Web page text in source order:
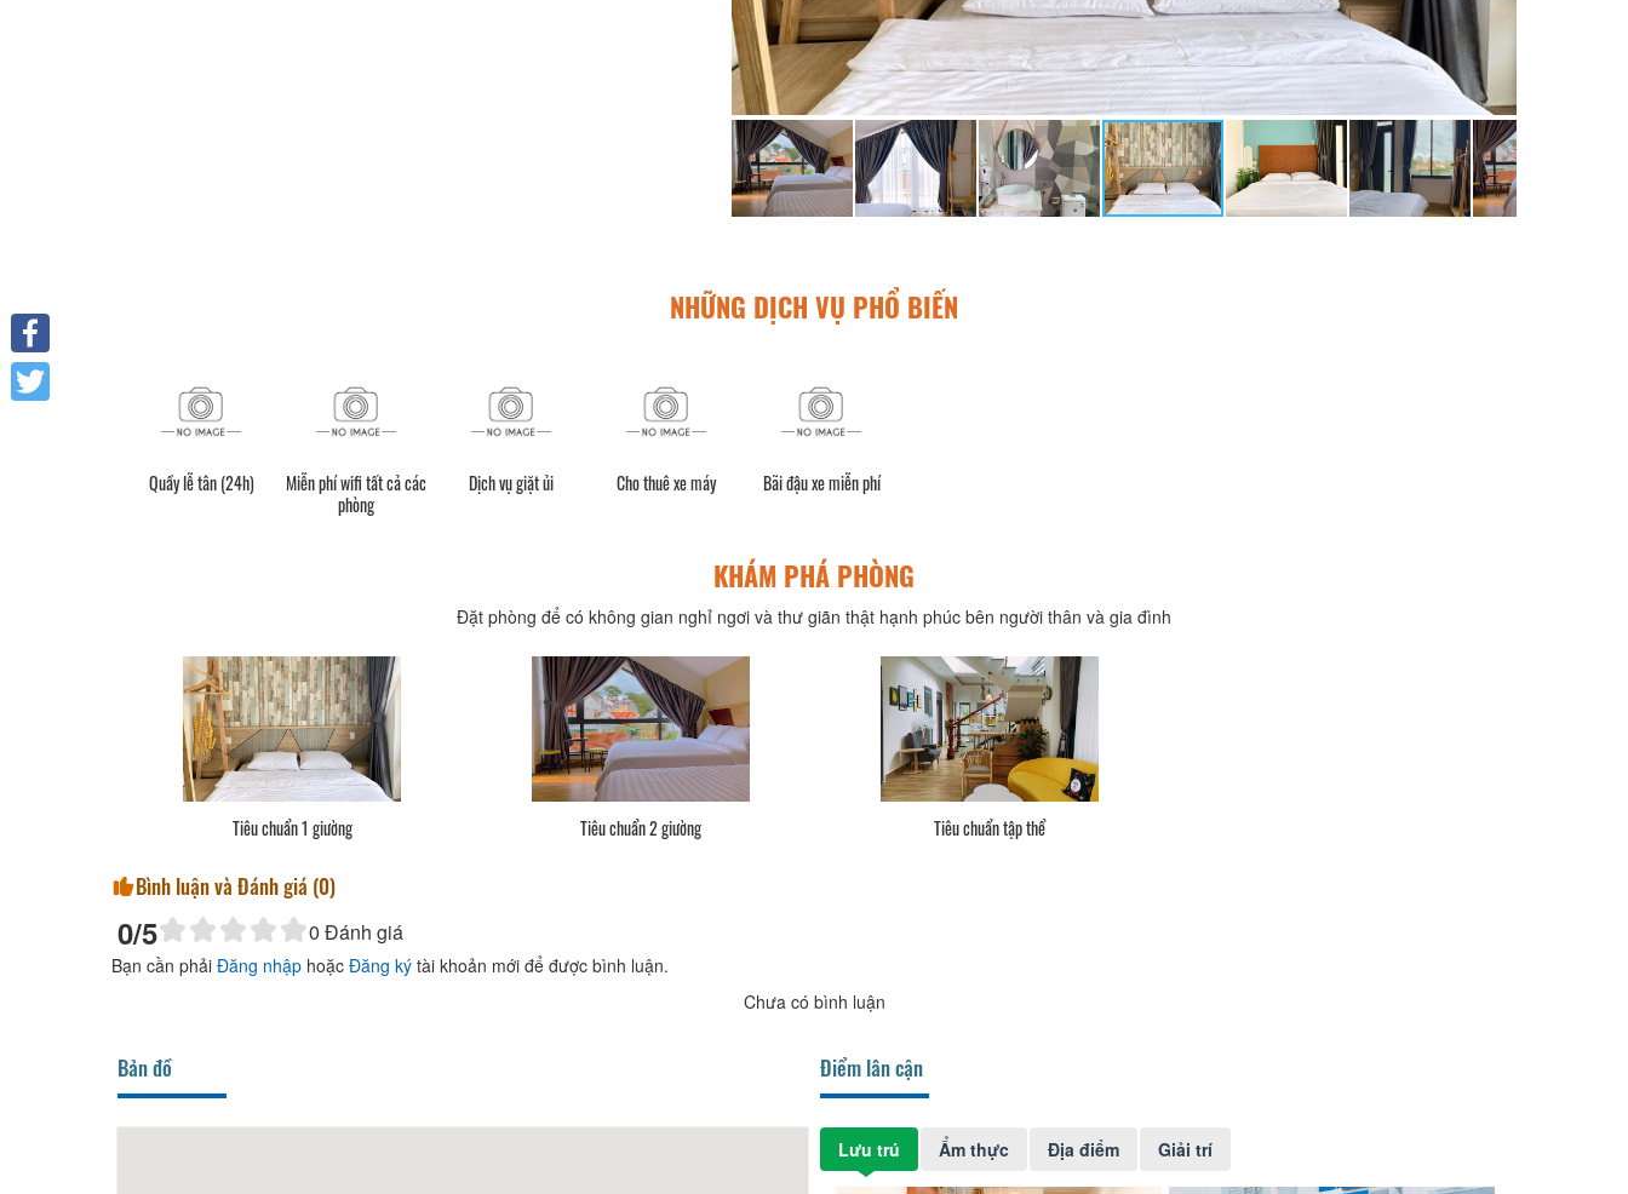
NHỮNG DỊCH VỤ PHỔ BIẾN
Quầy lễ tân (24h)
Miễn phí wifi tất cả các
phòng
Dịch vụ giặt ủi Cho thuê xe máy Bãi đậu xe miễn phí
KHÁM PHÁ PHÒNG
Đặt phòng để có không gian nghỉ ngơi và thư giãn thật hạnh phúc bên người thân và gia đình
Tiêu chuẩn 1 giường Tiêu chuẩn 2 giường Tiêu chuẩn tập thể
Bình luận và Đánh giá (0)
0/5 0 Đánh giá
Bạn cần phải Đăng nhập hoặc Đăng ký tài khoản mới để được bình luận.
Chưa có bình luận
Bản đồ Điểm lân cận
Lưu trú Ẩm thực Địa điểm Giải trí
Facebook